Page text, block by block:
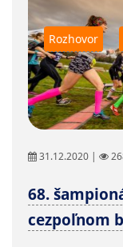
Rozhovor
31.12.2020 |
68.
cezpoľnom